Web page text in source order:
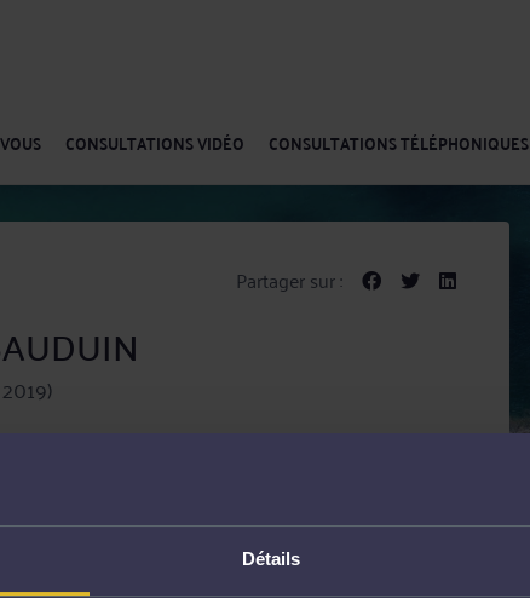
Détails
CONSULTATIONS VIDÉO CONSULTATIONS TÉLÉPHONIQUES
Partager sur :
ses compétences au service de ses clients dans les
et Droit du travail et social.
permet d'assurer une prestation de conseil à
devant les tribunaux.